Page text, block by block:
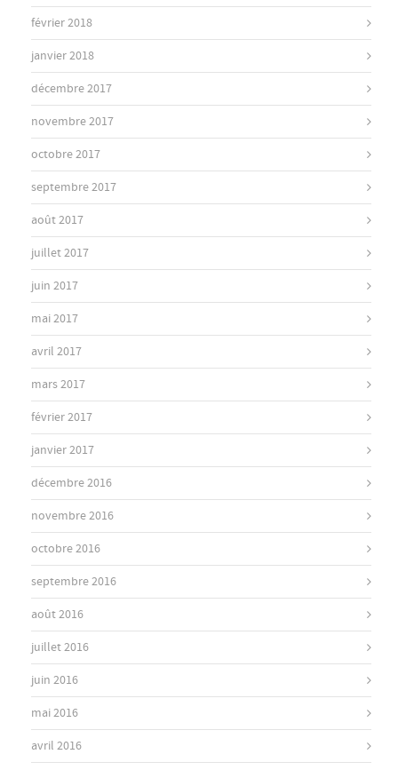
février 2018
janvier 2018
décembre 2017
novembre 2017
octobre 2017
septembre 2017
août 2017
juillet 2017
juin 2017
mai 2017
avril 2017
mars 2017
février 2017
janvier 2017
décembre 2016
novembre 2016
octobre 2016
septembre 2016
août 2016
juillet 2016
juin 2016
mai 2016
avril 2016